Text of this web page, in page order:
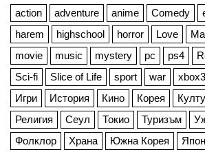
action adventure anime Comedy
harem
highschool horror Love
movie
music mystery pc ps4
Sci-fi
Slice of Life sport war
Игри
История Кино Корея
Религия
Сеул Токио Туризъм
Фолклор
Храна Южна Корея